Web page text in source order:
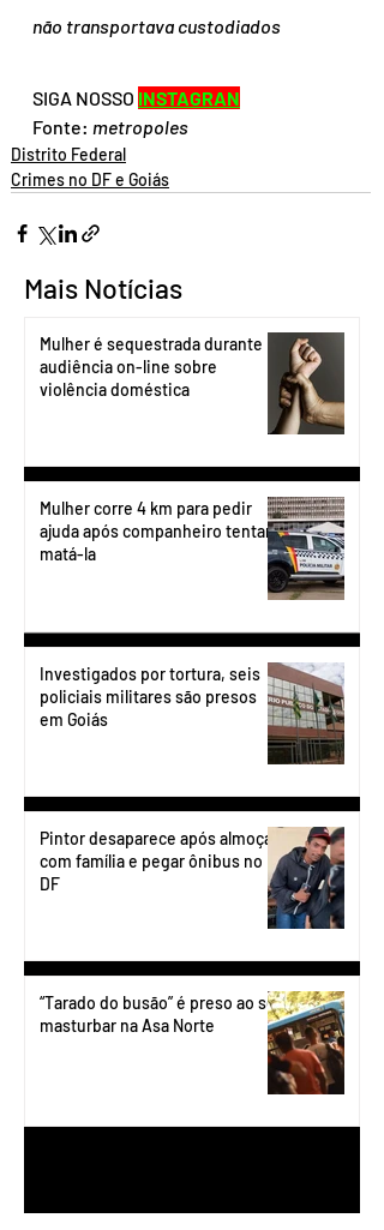
não transportava custodiados
SIGA NOSSO INSTAGRAN
Fonte: metropoles
Distrito Federal
Crimes no DF e Goiás
Mais Notícias
Mulher é sequestrada durante
audiência on-line sobre
violência doméstica
Mulher corre 4 km para pedir
ajuda após companheiro tentar
matá-la
Investigados por tortura, seis
policiais militares são presos
em Goiás
Pintor desaparece após almoçar
com família e pegar ônibus no
DF
“Tarado do busão” é preso ao se
masturbar na Asa Norte